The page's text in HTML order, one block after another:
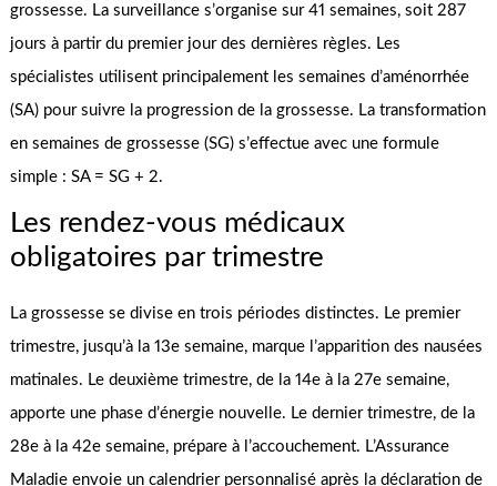
grossesse. La surveillance s’organise sur 41 semaines, soit 287
jours à partir du premier jour des dernières règles. Les
spécialistes utilisent principalement les semaines d’aménorrhée
(SA) pour suivre la progression de la grossesse. La transformation
en semaines de grossesse (SG) s’effectue avec une formule
simple : SA = SG + 2.
Les rendez-vous médicaux
obligatoires par trimestre
La grossesse se divise en trois périodes distinctes. Le premier
trimestre, jusqu’à la 13e semaine, marque l’apparition des nausées
matinales. Le deuxième trimestre, de la 14e à la 27e semaine,
apporte une phase d’énergie nouvelle. Le dernier trimestre, de la
28e à la 42e semaine, prépare à l’accouchement. L’Assurance
Maladie envoie un calendrier personnalisé après la déclaration de